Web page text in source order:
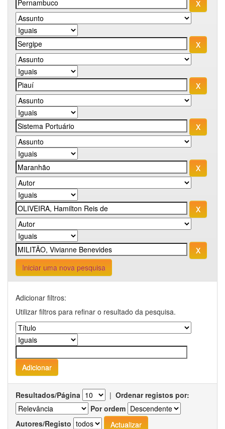
Iniciar uma nova pesquisa
Adicionar filtros:
Utilizar filtros para refinar o resultado da pesquisa.
Resultados/Página | Ordenar registos por:
Por ordem
Autores/Registo